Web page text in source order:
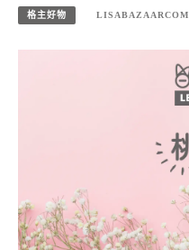
格主好物 LISABAZAARCOM